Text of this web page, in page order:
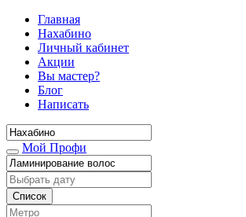
Главная
Нахабино
Личный кабинет
Акции
Вы мастер?
Блог
Написать
Мой Профи
Список